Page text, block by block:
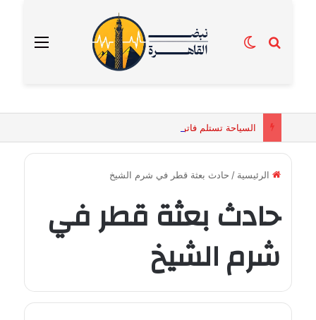
القائمة بحث عنالوضع المظلم
الرئيسية / حادث بعثة قطر في شرم الشيخ
حادث بعثة قطر في
شرم الشيخ